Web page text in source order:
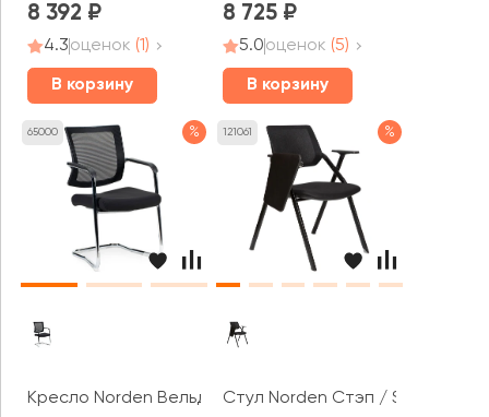
8 392
4.3оценок (1)
В корзину
8 725
5.0оценок (5)
В корзину
65000 %
Кресло Norden Вельд CF
121061 %
Стул Norden Стэп / Step M